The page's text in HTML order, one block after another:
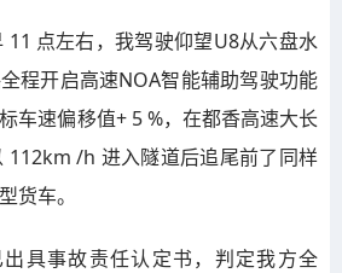
11 点左右，我驾驶仰望U8从六盘水
程开启高速NOA智能辅助驾驶功能
车速偏移值+ 5 %，在都香高速大长
112km /h 进入隧道后追尾前了同样
货车。
具事故责任认定书，判定我方全